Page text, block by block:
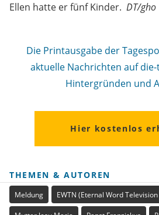
Ellen hatte er fünf Kinder. DT/gho
Die Printausgabe der
aktuelle Nachrichten auf
Hintergründen und
Hier kostenlos
THEMEN & AUTOREN
Meldung EWTN (Eternal Word